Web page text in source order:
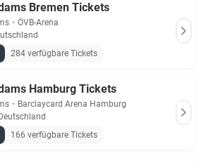
Bremen Tickets
・ ÖVB-Arena
284 verfügbare Tickets
Hamburg Tickets
・ Barclaycard Arena Hamburg
166 verfügbare Tickets